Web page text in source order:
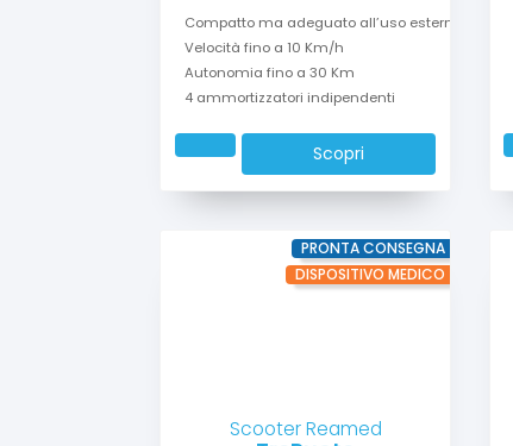
Compatto ma adeguato all’uso esterno
Velocità fino a 10 Km/h
Autonomia fino a 30 Km
4 ammortizzatori indipendenti
Scopri
PRONTA CONSEGNA
DISPOSITIVO MEDICO
Scooter Reamed